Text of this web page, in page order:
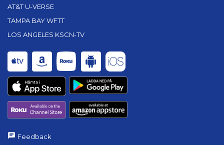
AT&T U-VERSE
TAMPA BAY WFTT
LOS ANGELES KSCN-TV
Feedback